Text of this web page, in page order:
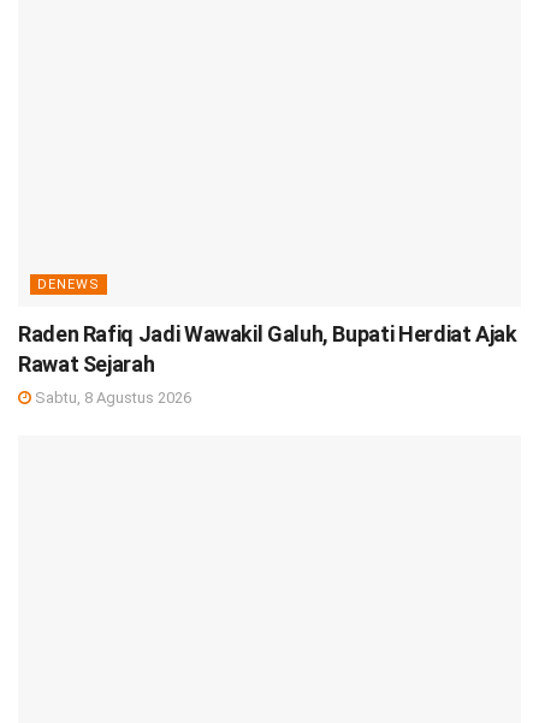
DENEWS
Raden Rafiq Jadi Wawakil Galuh, Bupati Herdiat Ajak
Rawat Sejarah
Sabtu, 8 Agustus 2026